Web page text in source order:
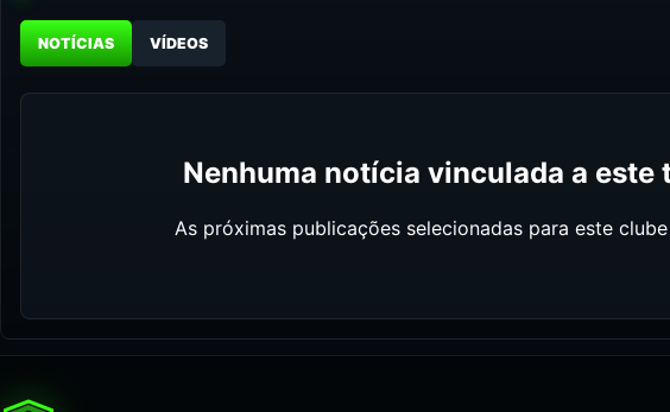
NOTÍCIAS VÍDEOS
Nenhuma notícia vinculada a este
As próximas publicações selecionadas para este